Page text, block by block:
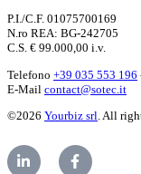
P.I./C.F. 01075700169
N.ro REA: BG-242705
C.S. € 99.000,00 i.v.
Telefono +39 035 553 196
E-Mail contact@sotec.it
©2026 Yourbiz srl . All